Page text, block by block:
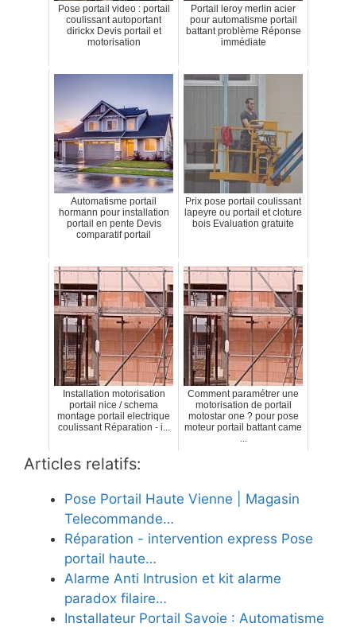
Pose portail video : portail
coulissant autoportant
dirickx Devis portail et
motorisation
Portail leroy merlin acier
pour automatisme portail
battant problème Réponse
immédiate
Automatisme portail
hormann pour installation
portail en pente Devis
comparatif portail
Prix pose portail coulissant
lapeyre ou portail et cloture
bois Evaluation gratuite
Installation motorisation
portail nice / schema
montage portail electrique
coulissant Réparation - i...
Comment paramétrer une
motorisation de portail
motostar one ? pour pose
moteur portail battant came
...
Articles relatifs:
Pose Portail Haute Vienne | Magasin
Telecommande…
Réparation - intervention express Pose
portail haute…
Alarme Anti Intrusion et kit alarme
paradox filaire…
Installateur Portail Savoie : Automatisme